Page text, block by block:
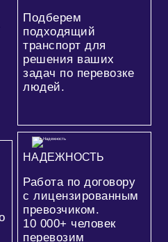
Подберем
подходящий
транспорт для
решения ваших
задач по перевозке
людей.
НАДЕЖНОСТЬ
Работа по договору
с лицензированным
превозчиком.
10 000+ человек
перевозим